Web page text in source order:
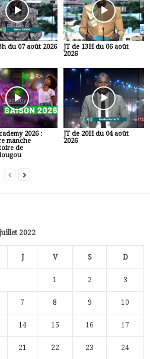
du 07 août 2026
JT de 13H du 06 août
2026
2026 :
manche
de
JT de 20H du 04 août
2026
2022
J V S D
1 2 3
7 8 9 10
14 15 16 17
21 22 23 24